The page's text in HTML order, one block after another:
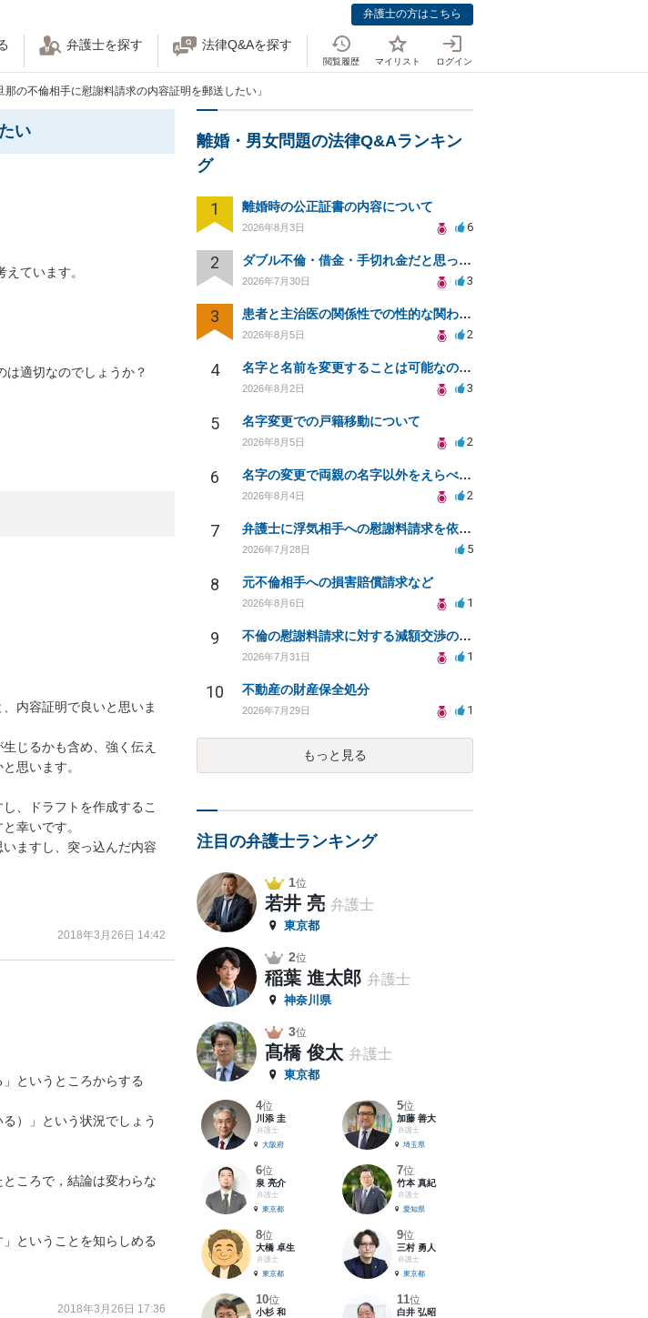
弁護士の方はこちら
弁護士を探す 法律Q&Aを探す
閲覧履歴 マイリスト ログイン
那の不倫相手に慰謝料請求の内容証明を郵送したい」
い
ています。
適切なのでしょうか？
内容証明で良いと思いま
じるかも含め、強く伝え
思います。
、ドラフトを作成するこ
幸いです。
ますし、突っ込んだ内容
2018年3月26日 14:42
というところからする
）」という状況でしょう
ころで，結論は変わらな
ということを知らしめる
2018年3月26日 17:36
離婚・男女問題の法律Q&Aランキン
グ
1 離婚時の公正証書の内容について
2026年8月3日 6
2 ダブル不倫・借金・手切れ金だと思っていたお金を1年後いまさら脅迫罪として通知書が来てまとめて請求
2026年7月30日 3
3 患者と主治医の関係性での性的な関わりからのトラブル
2026年8月5日 2
4 名字と名前を変更することは可能なのか？
2026年8月2日 3
5 名字変更での戸籍移動について
2026年8月5日 2
6 名字の変更で両親の名字以外をえらべるのか？
2026年8月4日 2
7 弁護士に浮気相手への慰謝料請求を依頼する費用相場は？
2026年7月28日 5
8 元不倫相手への損害賠償請求など
2026年8月6日 1
9 不倫の慰謝料請求に対する減額交渉の可能性と対策
2026年7月31日 1
10 不動産の財産保全処分
2026年7月29日 1
もっと見る
注目の弁護士ランキング
1位
若井 亮 弁護士
東京都
2位
稲葉 進太郎 弁護士
神奈川県
3位
髙橋 俊太 弁護士
東京都
4位
川添 圭
弁護士
大阪府
5位
加藤 善大
弁護士
埼玉県
6位
泉 亮介
弁護士
東京都
7位
竹本 真紀
弁護士
愛知県
8位
大橋 卓生
弁護士
東京都
9位
三村 勇人
弁護士
東京都
10位
小杉 和
11位
白井 弘昭